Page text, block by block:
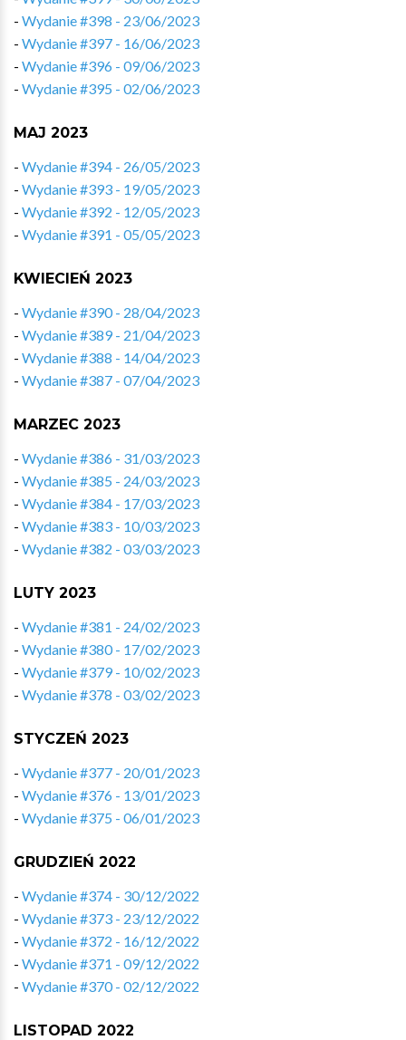
- Wydanie #398 - 23/06/2023
- Wydanie #397 - 16/06/2023
- Wydanie #396 - 09/06/2023
- Wydanie #395 - 02/06/2023
MAJ 2023
- Wydanie #394 - 26/05/2023
- Wydanie #393 - 19/05/2023
- Wydanie #392 - 12/05/2023
- Wydanie #391 - 05/05/2023
KWIECIEŃ 2023
- Wydanie #390 - 28/04/2023
- Wydanie #389 - 21/04/2023
- Wydanie #388 - 14/04/2023
- Wydanie #387 - 07/04/2023
MARZEC 2023
- Wydanie #386 - 31/03/2023
- Wydanie #385 - 24/03/2023
- Wydanie #384 - 17/03/2023
- Wydanie #383 - 10/03/2023
- Wydanie #382 - 03/03/2023
LUTY 2023
- Wydanie #381 - 24/02/2023
- Wydanie #380 - 17/02/2023
- Wydanie #379 - 10/02/2023
- Wydanie #378 - 03/02/2023
STYCZEŃ 2023
- Wydanie #377 - 20/01/2023
- Wydanie #376 - 13/01/2023
- Wydanie #375 - 06/01/2023
GRUDZIEŃ 2022
- Wydanie #374 - 30/12/2022
- Wydanie #373 - 23/12/2022
- Wydanie #372 - 16/12/2022
- Wydanie #371 - 09/12/2022
- Wydanie #370 - 02/12/2022
LISTOPAD 2022